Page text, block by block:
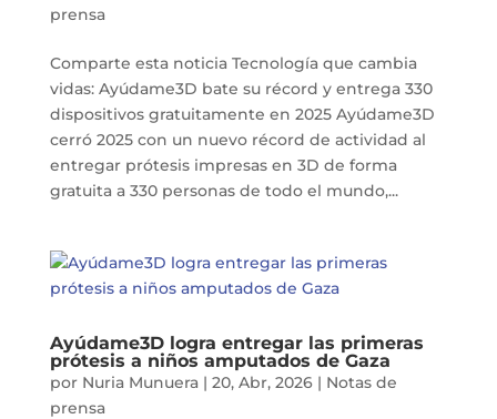
prensa
Comparte esta noticia Tecnología que cambia
vidas: Ayúdame3D bate su récord y entrega 330
dispositivos gratuitamente en 2025 Ayúdame3D
cerró 2025 con un nuevo récord de actividad al
entregar prótesis impresas en 3D de forma
gratuita a 330 personas de todo el mundo,...
Ayúdame3D logra entregar las primeras
prótesis a niños amputados de Gaza
por Nuria Munuera| 20, Abr, 2026| Notas de
prensa